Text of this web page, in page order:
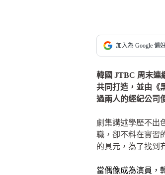
加入為 Google 偏
韓國 JTBC 周末連
共同打造，並由《
過兩人的經紀公司
劇集講述學歷不出
職，卻不料在實習
的具元，為了找到
當偶像成為演員，